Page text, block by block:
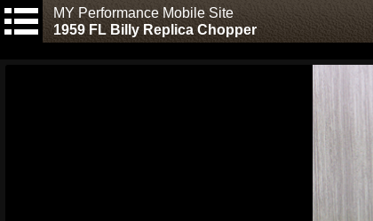
MY Performance Mobile Site
1959 FL Billy Replica Chopper